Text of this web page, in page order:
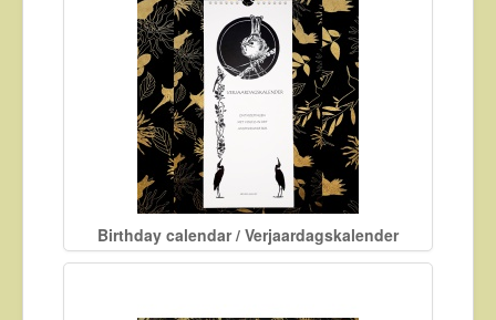
Birthday calendar / Verjaardagskalender